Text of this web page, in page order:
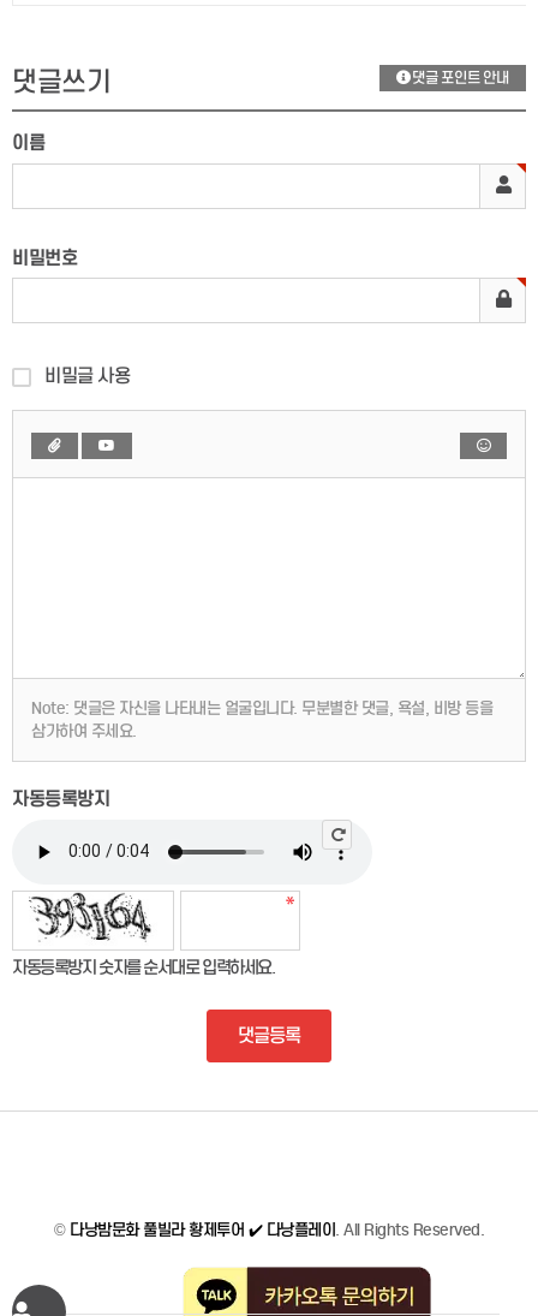
댓글쓰기 댓글 포인트 안내
이름
비밀번호
비밀글 사용
Note: 댓글은 자신을 나타내는 얼굴입니다. 무분별한 댓글, 욕설, 비방 등을
삼가하여 주세요.
자동등록방지
자동등록방지 숫자를 순서대로 입력하세요.
댓글등록
© 다낭밤문화 풀빌라 황제투어 ✔️ 다낭플레이 . All Rights Reserved.